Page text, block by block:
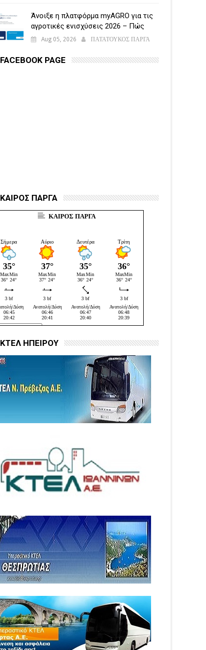
Άνοιξε η πλατφόρμα myAGRO για τις
αγροτικές ενισχύσεις 2026 – Πώς
υποβάλλεται η Ενιαία Αίτηση
Aug 05, 2026 ΠΑΤΑΤΟΥΚΟΣ ΠΑΡΓΑ
FACEBOOK PAGE
ΚΑΙΡΟΣ ΠΑΡΓΑ
ΚΑΙΡΟΣ ΠΑΡΓΑ
ΚΤΕΛ ΗΠΕΙΡΟΥ